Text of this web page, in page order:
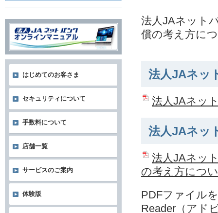
法人JAネット
償の考え方に
法人JAネッ
法人JAネッ
法人JAネッ
法人JAネッ
の考え方につ
PDFファイル
Reader（アド
はじめてのお客さま
セキュリティについて
手数料について
店舗一覧
サービスのご案内
体験版